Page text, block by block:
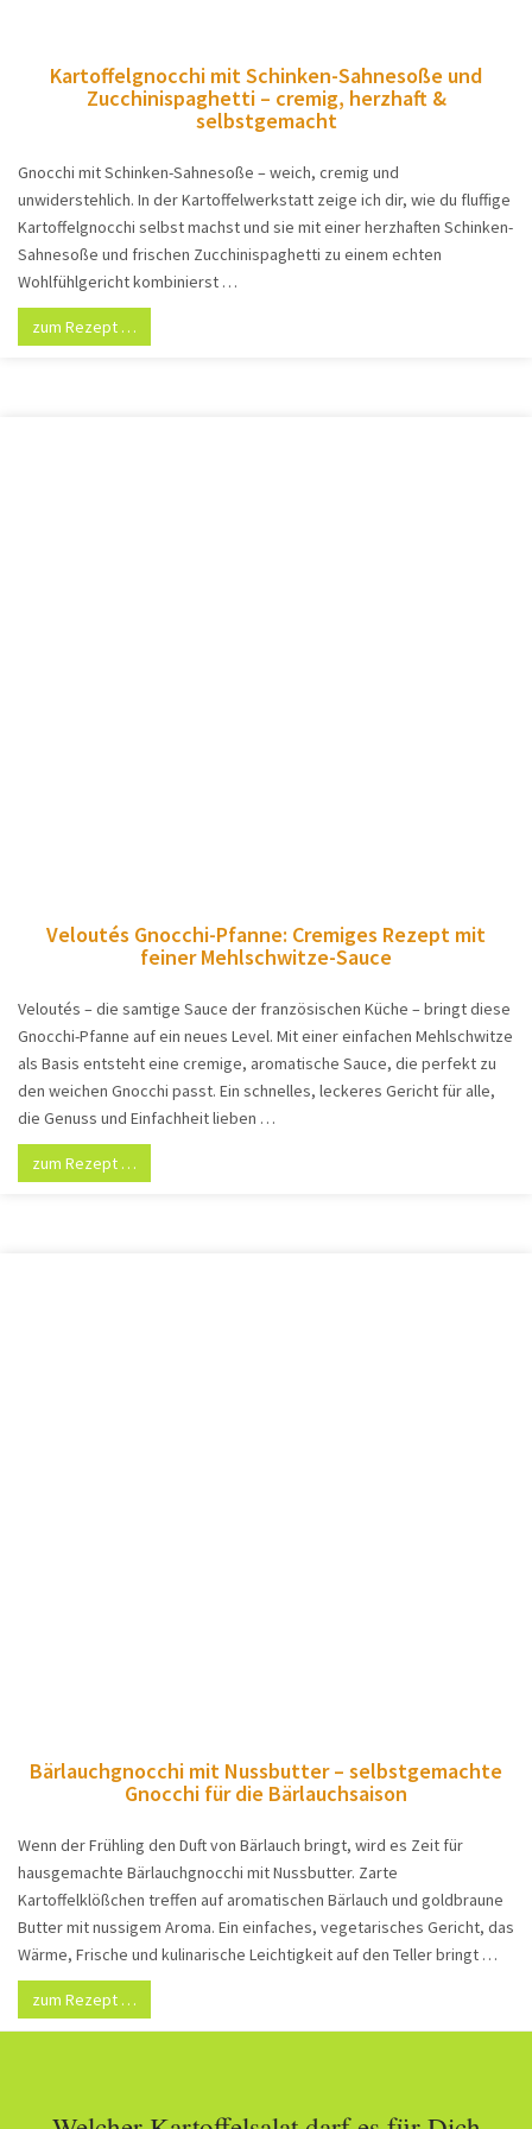
Kartoffelgnocchi mit Schinken-Sahnesoße und
Zucchinispaghetti – cremig, herzhaft &
selbstgemacht
Gnocchi mit Schinken-Sahnesoße – weich, cremig und
unwiderstehlich. In der Kartoffelwerkstatt zeige ich dir, wie du fluffige
Kartoffelgnocchi selbst machst und sie mit einer herzhaften Schinken-
Sahnesoße und frischen Zucchinispaghetti zu einem echten
Wohlfühlgericht kombinierst …
zum Rezept …
Veloutés Gnocchi-Pfanne: Cremiges Rezept mit
feiner Mehlschwitze-Sauce
Veloutés – die samtige Sauce der französischen Küche – bringt diese
Gnocchi-Pfanne auf ein neues Level. Mit einer einfachen Mehlschwitze
als Basis entsteht eine cremige, aromatische Sauce, die perfekt zu
den weichen Gnocchi passt. Ein schnelles, leckeres Gericht für alle,
die Genuss und Einfachheit lieben …
zum Rezept …
Bärlauchgnocchi mit Nussbutter – selbstgemachte
Gnocchi für die Bärlauchsaison
Wenn der Frühling den Duft von Bärlauch bringt, wird es Zeit für
hausgemachte Bärlauchgnocchi mit Nussbutter. Zarte
Kartoffelklößchen treffen auf aromatischen Bärlauch und goldbraune
Butter mit nussigem Aroma. Ein einfaches, vegetarisches Gericht, das
Wärme, Frische und kulinarische Leichtigkeit auf den Teller bringt …
zum Rezept …